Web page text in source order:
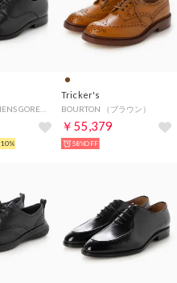
10%
Tricker's
BOURTON （ブラウン）
￥55,379
58%OFF